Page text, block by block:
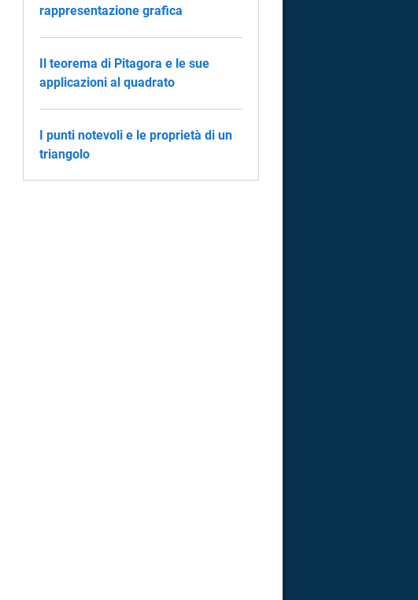
rappresentazione grafica
Il teorema di Pitagora e le sue
applicazioni al quadrato
I punti notevoli e le proprietà di un
triangolo